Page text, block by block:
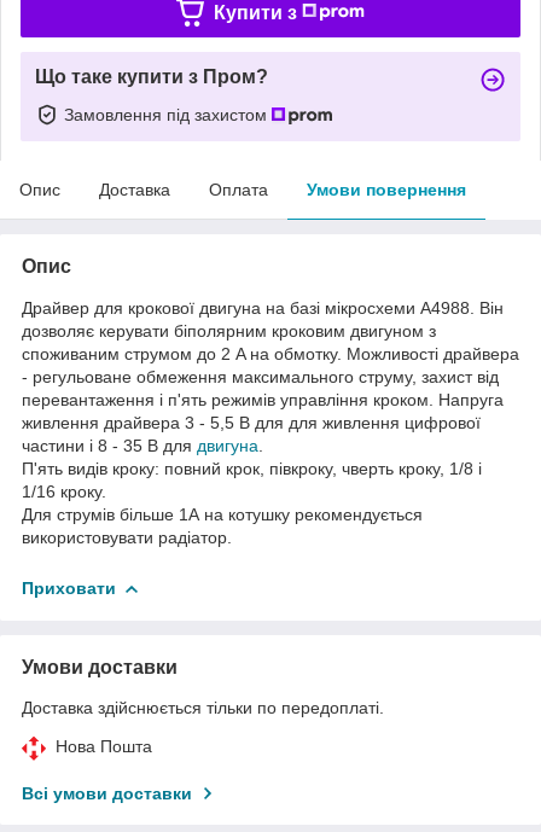
Купити з
Що таке купити з Пром?
Замовлення під захистом
Опис Доставка Оплата Умови повернення
Опис
Драйвер для крокової двигуна на базі мікросхеми A4988. Він
дозволяє керувати біполярним кроковим двигуном з
споживаним струмом до 2 A на обмотку. Можливості драйвера
- регульоване обмеження максимального струму, захист від
перевантаження і п'ять режимів управління кроком. Напруга
живлення драйвера 3 - 5,5 В для для живлення цифрової
частини і 8 - 35 В для двигуна
П'ять видів кроку: повний крок, півкроку, чверть кроку, 1/8 і
1/16 кроку.
Для струмів більше 1А на котушку рекомендується
використовувати радіатор.
Приховати
Умови доставки
Доставка здійснюється тільки по передоплаті.
Нова Пошта
Всі умови доставки